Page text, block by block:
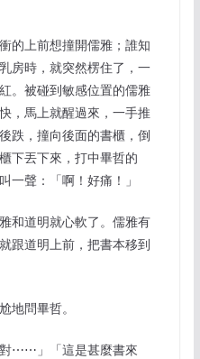
的上前想撞開儒雅；誰知
房時，就突然楞住了，一
。被碰到敏感位置的儒雅
，馬上就醒過來，一手推
跌，撞向後面的書櫃，倒
下丟下來，打中畢哲的
一聲：「啊！好痛！」
和道明就心軟了。儒雅有
跟道明上前，把書本移到
地問畢哲。
對⋯⋯」「這是甚麼書來